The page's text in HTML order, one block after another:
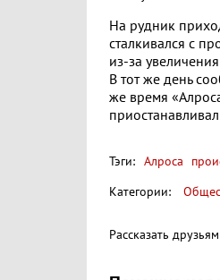
На рудник
сталкивался с
из-за
В тот же день
же время
Тэги: Алроса
Категории:
Рассказать друзьям